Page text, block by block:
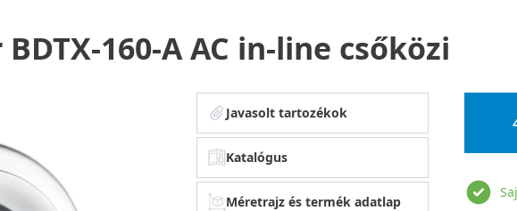
160-A AC in-line csőközi
Javasolt tartozékok
Katalógus
Méretrajz és termék adatlap